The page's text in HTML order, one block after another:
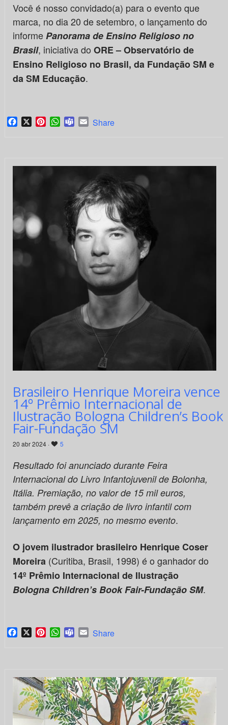
Você é nosso convidado(a) para o evento que
marca, no dia 20 de setembro, o lançamento do
informePanorama de Ensino Religioso no
Brasil, iniciativa do ORE – Observatório de
Ensino Religioso no Brasil, da Fundação SM e
da SM Educação.
Facebook
X PinterestWhatsApp
TeamsEmail
Share
Brasileiro Henrique Moreira vence
14º Prêmio Internacional de
Ilustração Bologna Children’s Book
Fair-Fundação SM
20 abr 2024 · 5
Resultado foi anunciado durante Feira
Internacional do Livro Infantojuvenil de Bolonha,
Itália. Premiação, no valor de 15 mil euros,
também prevê a criação de livro infantil com
lançamento em 2025, no mesmo evento.
O jovem ilustrador brasileiro Henrique Coser
Moreira (Curitiba, Brasil, 1998) é o ganhador do
14º Prêmio Internacional de Ilustração
Bologna Children’s Book Fair-Fundação SM.
Facebook
X PinterestWhatsApp
TeamsEmail
Share